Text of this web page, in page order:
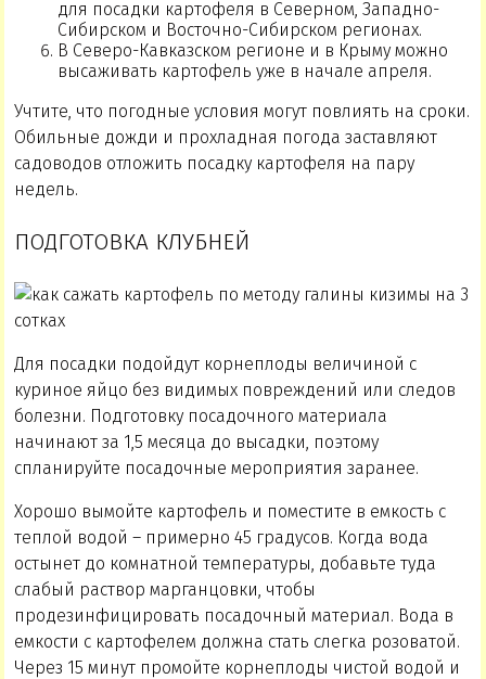
для посадки картофеля в Северном, Западно-
Сибирском и Восточно-Сибирском регионах.
В Северо-Кавказском регионе и в Крыму можно
высаживать картофель уже в начале апреля.
Учтите, что погодные условия могут повлиять на сроки.
Обильные дожди и прохладная погода заставляют
садоводов отложить посадку картофеля на пару
недель.
ПОДГОТОВКА КЛУБНЕЙ
Для посадки подойдут корнеплоды величиной с
куриное яйцо без видимых повреждений или следов
болезни. Подготовку посадочного материала
начинают за 1,5 месяца до высадки, поэтому
спланируйте посадочные мероприятия заранее.
Хорошо вымойте картофель и поместите в емкость с
теплой водой – примерно 45 градусов. Когда вода
остынет до комнатной температуры, добавьте туда
слабый раствор марганцовки, чтобы
продезинфицировать посадочный материал. Вода в
емкости с картофелем должна стать слегка розоватой.
Через 15 минут промойте корнеплоды чистой водой и